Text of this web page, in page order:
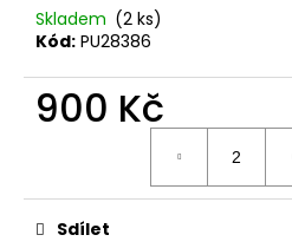
Skladem (2 ks)
Kód: PU28386
900 Kč
Sdílet
D
o